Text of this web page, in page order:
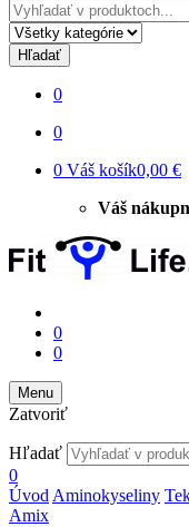
Hľadať
0
0
0 Váš košík0,00 €
Váš
0
0
Menu
Zatvoriť
Hľadať
0
Úvod Aminokyseliny
Amix